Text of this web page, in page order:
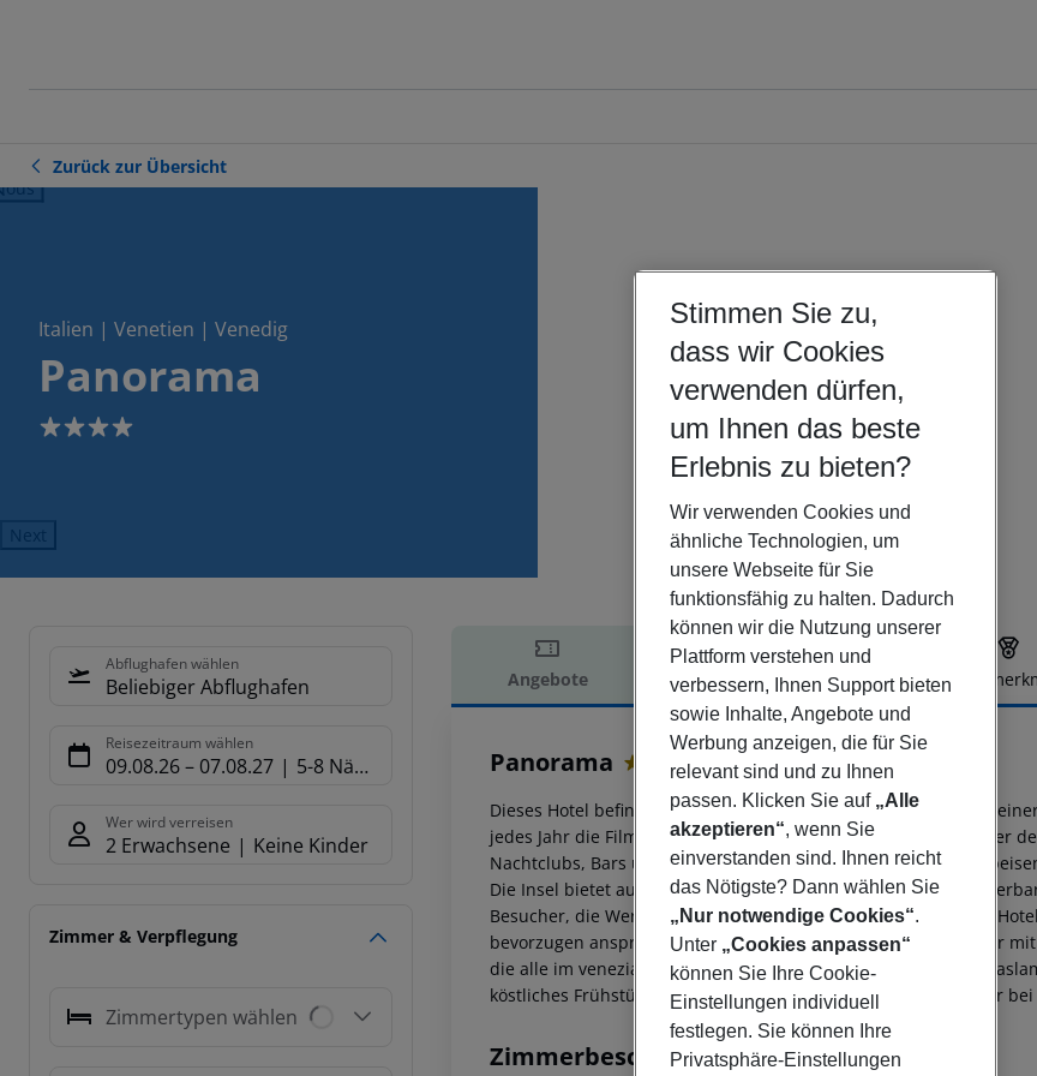
Zurück zur Übersicht
Italien | Venetien | Venedig
Panorama
4
Next
Abflughafen wählen
Beliebiger Abflughafen
Reisezeitraum wählen
09.08.26– 07.08.27 5-8 Nächte
Wer wird verreisen
2 Erwachsene Keine Kinder
Zimmer & Verpflegung
Zimmertypen wählen
Angebote Hotelbeschreibung
Hotelbeschreibung
Panorama
Dieses Hotel befindet sich in günstiger Lage auf der Insel Lido,
jedes Jahr die Filmfestspiele von Venedig stattfinden. Gegenüber
Nachtclubs, Bars und anderen Orten, an denen sie typische
Die Insel bietet auch zahlreiche Aktivitäten wie Ausflüge,
Besucher, die Wert auf guten Stil legen, bietet dieses elegante
bevorzugen anspruchsvollste Besucher möglicherweise Zimmer
die alle im venezianischen Stil mit Pastellfarben und
köstliches Frühstück genießen und sich in der hoteleigenen Bar
Zimmerbeschreibung
Stimmen Sie zu,
dass wir Cookies
verwenden dürfen,
um Ihnen das beste
Erlebnis zu bieten?
Wir verwenden Cookies und
ähnliche Technologien, um
unsere Webseite für Sie
funktionsfähig zu halten. Dadurch
können wir die Nutzung unserer
Plattform verstehen und
verbessern, Ihnen Support bieten
sowie Inhalte, Angebote und
Werbung anzeigen, die für Sie
relevant sind und zu Ihnen
passen. Klicken Sie auf „Alle
akzeptieren“, wenn Sie
einverstanden sind. Ihnen reicht
das Nötigste? Dann wählen Sie
„Nur notwendige Cookies“.
Unter „Cookies anpassen“
können Sie Ihre Cookie-
Einstellungen individuell
festlegen. Sie können Ihre
Privatsphäre-Einstellungen